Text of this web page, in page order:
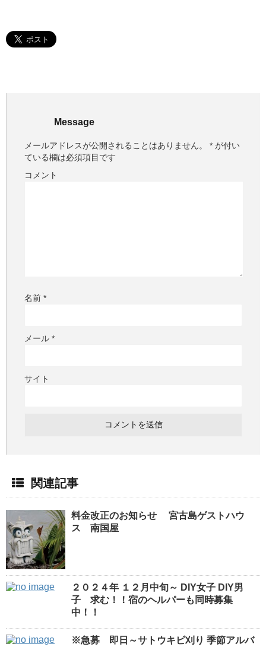
Message
メールアドレスが公開されることはありません。 * が付い
ている欄は必須項目です
コメント
名前 *
メール *
サイト
関連記事
料金改正のお知らせ 宮古島ゲストハウ
ス 南国屋
２０２４年 １２月中旬～ DIY女子 DIY男
子 求む！！宿のヘルパーも同時募集
中！！
※急募 即日～サトウキビ刈り 季節アルバ